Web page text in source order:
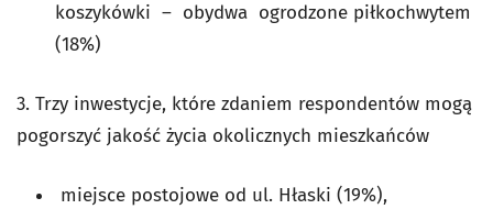
koszykówki – obydwa ogrodzone piłkochwytem
(18%)
3. Trzy inwestycje, które zdaniem respondentów mogą
pogorszyć jakość życia okolicznych mieszkańców
miejsce postojowe od ul. Hłaski (19%),